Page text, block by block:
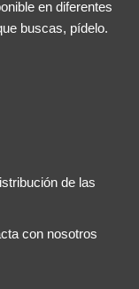
en diferentes
buscas, pídelo.
de las
con nosotros